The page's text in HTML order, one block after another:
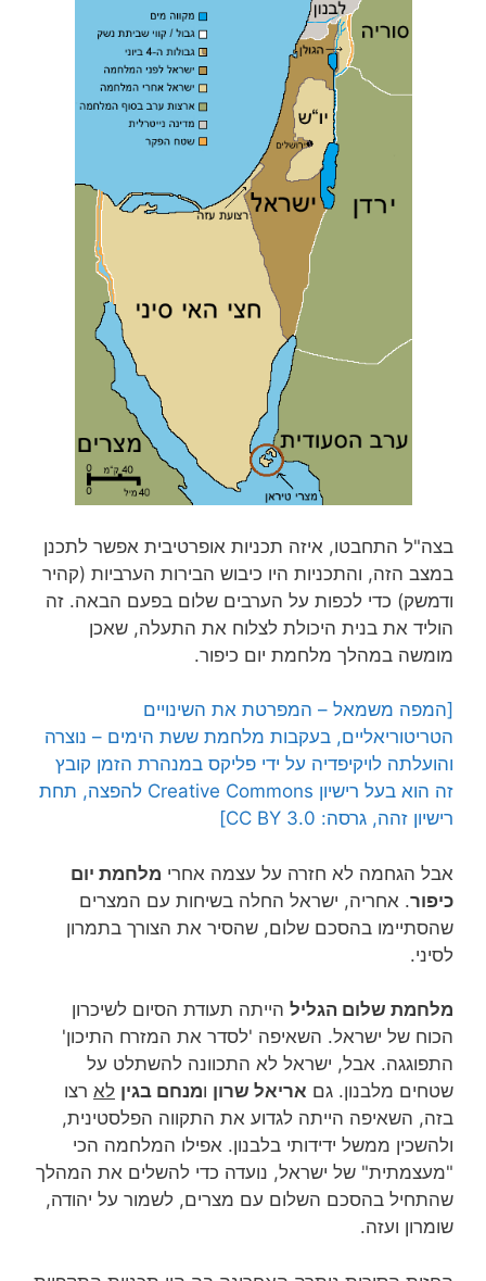
בצה"ל התחבטו, איזה תכניות אופרטיבית אפשר לתכנן
במצב הזה, והתכניות היו כיבוש הבירות הערביות (קהיר
ודמשק) כדי לכפות על הערבים שלום בפעם הבאה. זה
הוליד את בנית היכולת לצלוח את התעלה, שאכן
מומשה במהלך מלחמת יום כיפור.
[המפה משמאל – המפרטת את השינויים
הטריטוריאליים, בעקבות מלחמת ששת הימים – נוצרה
והועלתה לויקיפדיה על ידי פליקס במנהרת הזמן קובץ
זה הוא בעל רישיון Creative Commons להפצה, תחת
רישיון זהה, גרסה: CC BY 3.0]
אבל הגחמה לא חזרה על עצמה אחרי מלחמת יום
כיפור. אחריה, ישראל החלה בשיחות עם המצרים
שהסתיימו בהסכם שלום, שהסיר את הצורך בתמרון
לסיני.
מלחמת שלום הגליל הייתה תעודת הסיום לשיכרון
הכוח של ישראל. השאיפה 'לסדר את המזרח התיכון'
התפוגגה. אבל, ישראל לא התכוונה להשתלט על
שטחים מלבנון. גם אריאל שרון ומנחם בגין לא רצו
בזה, השאיפה הייתה לגדוע את התקווה הפלסטינית,
ולהשכין ממשל ידידותי בלבנון. אפילו המלחמה הכי
"מעצמתית" של ישראל, נועדה כדי להשלים את המהלך
שהתחיל בהסכם השלום עם מצרים, לשמור על יהודה,
שומרון ועזה.